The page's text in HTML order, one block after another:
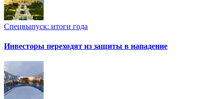
Спецвыпуск: итоги года
Инвесторы переходят из защиты в нападение